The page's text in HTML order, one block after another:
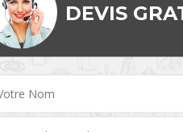
Changement de velux
71
DEVIS